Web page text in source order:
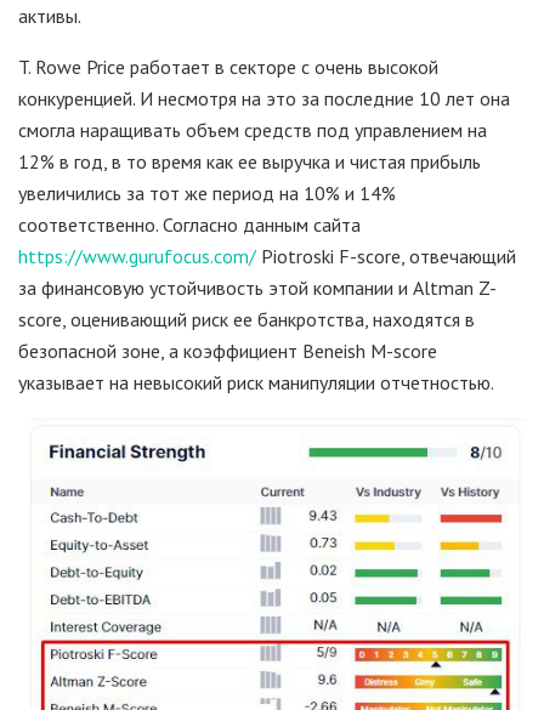
активы.
T. Rowe Price работает в секторе с очень высокой
конкуренцией. И несмотря на это за последние 10 лет она
смогла наращивать объем средств под управлением на
12% в год, в то время как ее выручка и чистая прибыль
увеличились за тот же период на 10% и 14%
соответственно. Согласно данным сайта
https://www.gurufocus.com/ Piotroski F-score, отвечающий
за финансовую устойчивость этой компании и Altman Z-
score, оценивающий риск ее банкротства, находятся в
безопасной зоне, а коэффициент Beneish M-score
указывает на невысокий риск манипуляции отчетностью.